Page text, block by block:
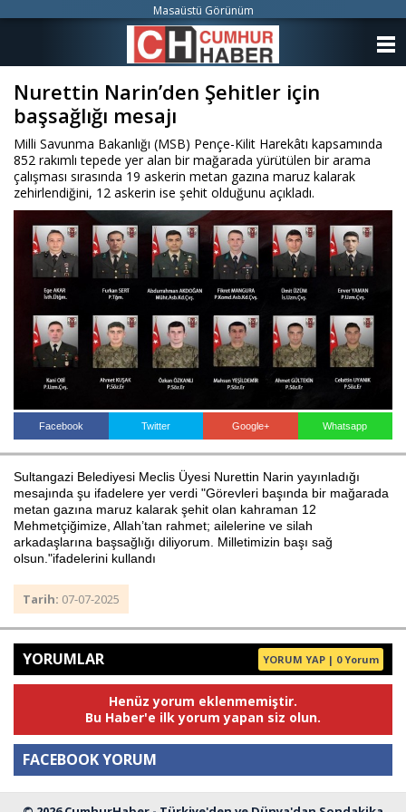
Nurettin Narin’den Şehitler için
başsağlığı mesajı
Milli Savunma Bakanlığı (MSB) Pençe-Kilit Harekâtı kapsamında
852 rakımlı tepede yer alan bir mağarada yürütülen bir arama
çalışması sırasında 19 askerin metan gazına maruz kalarak
zehirlendiğini, 12 askerin ise şehit olduğunu açıkladı.
Facebook Twitter Google+ Whatsapp
Sultangazi Belediyesi Meclis Üyesi Nurettin Narin yayınladığı
mesajında şu ifadelere yer verdi "Görevleri başında bir mağarada
metan gazına maruz kalarak şehit olan kahraman 12
Mehmetçiğimize, Allah’tan rahmet; ailelerine ve silah
arkadaşlarına başsağlığı diliyorum. Milletimizin başı sağ
olsun."ifadelerini kullandı
Tarih: 07-07-2025
YORUMLAR YORUM YAP | 0 Yorum
Henüz yorum eklenmemiştir.
Bu Haber'e ilk yorum yapan siz olun.
FACEBOOK YORUM
Masaüstü Görünüm
KATEGORİLER
ANKETLER
VİDEO GALERİ
İLETİŞİM
Haberin Doğru Adresi.